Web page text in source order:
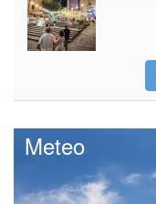
Meteo